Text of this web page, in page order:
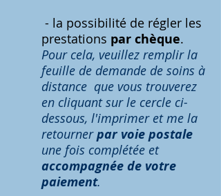
- la possibilité de régler les
prestations par chèque.
Pour cela, veuillez remplir la
feuille de demande de soins à
distance que vous trouverez
en cliquant sur le cercle ci-
dessous, l'imprimer et me la
retournerpar voie postale
une fois complétée et
accompagnée de votre
paiement.